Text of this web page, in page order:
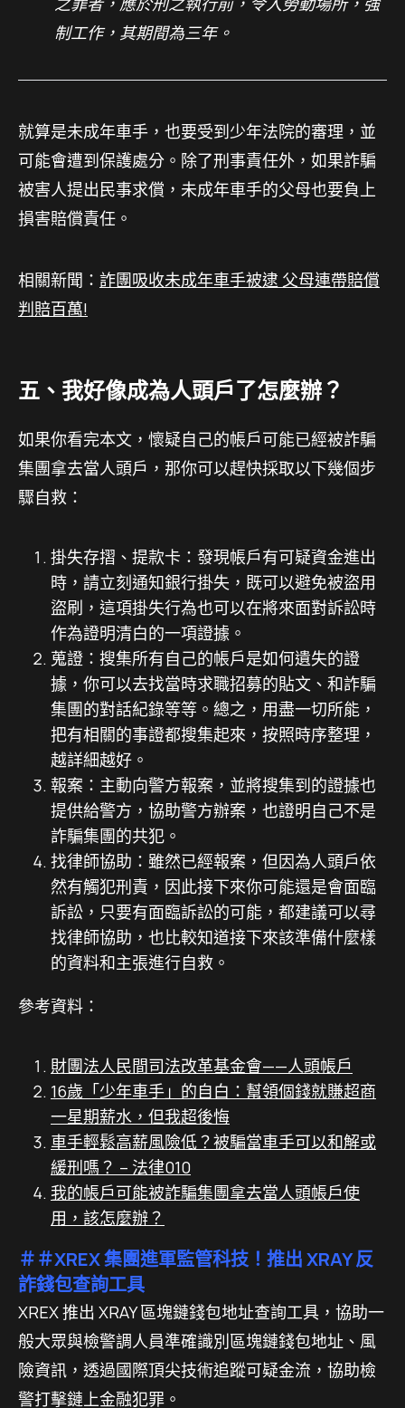
制工作，其期間為三年。
就算是未成年車手，也要受到少年法院的審理，並
可能會遭到保護處分。除了刑事責任外，如果詐騙
被害人提出民事求償，未成年車手的父母也要負上
損害賠償責任。
相關新聞： 詐團吸收未成年車手被逮 父母連帶賠償
判賠百萬!
五、我好像成為人頭戶了怎麼辦？
如果你看完本文，懷疑自己的帳戶可能已經被詐騙
集團拿去當人頭戶，那你可以趕快採取以下幾個步
驟自救：
掛失存摺、提款卡：發現帳戶有可疑資金進出
時，請立刻通知銀行掛失，既可以避免被盜用
盜刷，這項掛失行為也可以在將來面對訴訟時
作為證明清白的一項證據。
蒐證：搜集所有自己的帳戶是如何遺失的證
據，你可以去找當時求職招募的貼文、和詐騙
集團的對話紀錄等等。總之，用盡一切所能，
把有相關的事證都搜集起來，按照時序整理，
越詳細越好。
報案：主動向警方報案，並將搜集到的證據也
提供給警方，協助警方辦案，也證明自己不是
詐騙集團的共犯。
找律師協助：雖然已經報案，但因為人頭戶依
然有觸犯刑責，因此接下來你可能還是會面臨
訴訟，只要有面臨訴訟的可能，都建議可以尋
找律師協助，也比較知道接下來該準備什麼樣
的資料和主張進行自救。
參考資料：
財團法人民間司法改革基金會——人頭帳戶
16歲「少年車手」的自白：幫領個錢就賺超商
一星期薪水，但我超後悔
車手輕鬆高薪風險低？被騙當車手可以和解或
緩刑嗎？ – 法律010
我的帳戶可能被詐騙集團拿去當人頭帳戶使
用，該怎麼辦？
＃＃XREX 集團進軍監管科技！推出 XRAY 反
詐錢包查詢工具
XREX 推出 XRAY 區塊鏈錢包地址查詢工具，協助一
般大眾與檢警調人員準確識別區塊鏈錢包地址、風
險資訊，透過國際頂尖技術追蹤可疑金流，協助檢
警打擊鏈上金融犯罪。